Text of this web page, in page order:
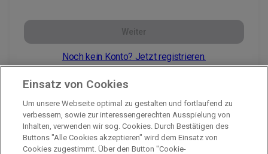
Weiter
Noch kein Konto? Jetzt registrieren.
Impressum
Unternehmen
Arbeiten bei PAYBACK
Einsatz von Cookies
Um unsere Webseite optimal zu gestalten und fortlaufend zu
verbessern, sowie zur interessengerechten Ausspielung von
Inhalten, verwenden wir sog. Cookies. Durch Bestätigen des
Buttons "Alle Cookies akzeptieren" wird dem Einsatz von
Cookies zugestimmt. Über den Button "Cookie-